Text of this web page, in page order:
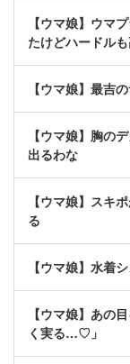
【ウマ娘】ウマ
たけどハードルも
【ウマ娘】最吉
【ウマ娘】胸の
出るわな
【ウマ娘】スキ
る
【ウマ娘】水着
【ウマ娘】あの
く実る…♡」